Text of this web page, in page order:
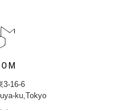
3-16-6
ku,Tokyo